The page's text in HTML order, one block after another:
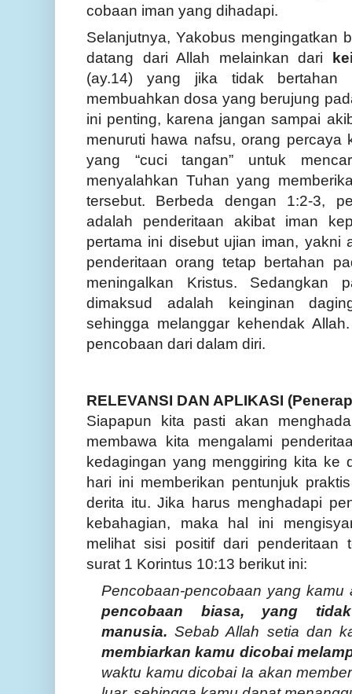
cobaan iman yang dihadapi.
Selanjutnya, Yakobus mengingatkan
datang dari Allah melainkan dari
(ay.14) yang jika tidak
membuahkan dosa yang berujung
ini penting, karena jangan sampai
menuruti hawa nafsu, orang percaya
yang “cuci tangan” untuk
menyalahkan Tuhan yang
tersebut. Berbeda dengan 1:2-3,
adalah penderitaan akibat iman
pertama ini disebut ujian iman, yakni
penderitaan orang tetap bertahan
meningalkan Kristus. Sedangkan
dimaksud adalah keinginan
sehingga melanggar kehendak
pencobaan dari dalam diri.
RELEVANSI DAN APLIKASI
Siapapun kita pasti akan
membawa kita mengalami
kedagingan yang menggiring kita ke
hari ini memberikan pentunjuk
derita itu. Jika harus menghadapi
kebahagian, maka hal ini
melihat sisi positif dari penderitaan
surat 1 Korintus 10:13 berikut ini:
Pencobaan-pencobaan yang
pencobaan biasa, yang
manusia. Sebab Allah setia dan
membiarkan kamu dicobai
waktu kamu dicobai Ia akan